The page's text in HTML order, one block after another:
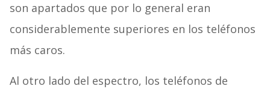
son apartados que por lo general eran
considerablemente superiores en los teléfonos
más caros.
Al otro lado del espectro, los teléfonos de